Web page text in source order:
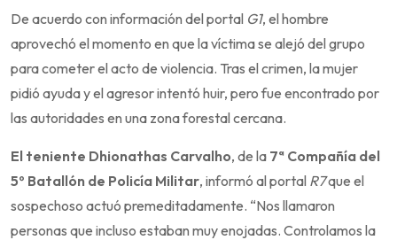
De acuerdo con información del portal G1, el hombre
aprovechó el momento en que la víctima se alejó del grupo
para cometer el acto de violencia. Tras el crimen, la mujer
pidió ayuda y el agresor intentó huir, pero fue encontrado por
las autoridades en una zona forestal cercana.
El teniente Dhionathas Carvalho, de la 7ª Compañía del
5º Batallón de Policía Militar, informó al portal R7que el
sospechoso actuó premeditadamente. “Nos llamaron
personas que incluso estaban muy enojadas. Controlamos la